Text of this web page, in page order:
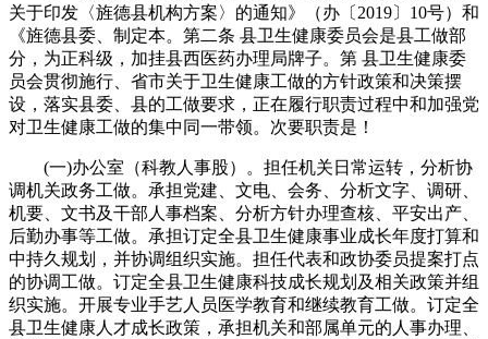
关于印发〈旌德县机构方案〉的通知》（办〔2019〕10号）和
《旌德县委、制定本。第二条 县卫生健康委员会是县工做部
分，为正科级，加挂县西医药办理局牌子。第 县卫生健康委
员会贯彻施行、省市关于卫生健康工做的方针政策和决策摆
设，落实县委、县的工做要求，正在履行职责过程中和加强党
对卫生健康工做的集中同一带领。次要职责是！
(一)办公室（科教人事股）。担任机关日常运转，分析协
调机关政务工做。承担党建、文电、会务、分析文字、调研、
机要、文书及干部人事档案、分析方针办理查核、平安出产、
后勤办事等工做。承担订定全县卫生健康事业成长年度打算和
中持久规划，并协调组织实施。担任代表和政协委员提案打点
的协调工做。订定全县卫生健康科技成长规划及相关政策并组
织实施。开展专业手艺人员医学教育和继续教育工做。订定全
县卫生健康人才成长政策，承担机关和部属单元的人事办理、